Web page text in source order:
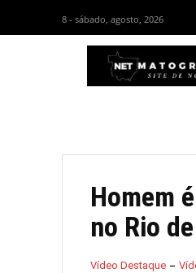
8 - sábado, agosto, 2026
Homem
no Rio
Vídeo Destaque